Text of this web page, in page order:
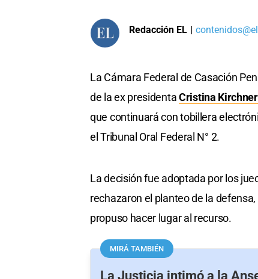
Redacción EL |
La Cámara Federal de Casación
de la ex presidentaCristina Kirchner
que continuará con tobillera
el Tribunal Oral Federal N° 2.
La decisión fue adoptada por los
rechazaron el planteo de la
propuso hacer lugar al recurso.
MIRÁ TAMBIÉN
La Justicia intimó a la